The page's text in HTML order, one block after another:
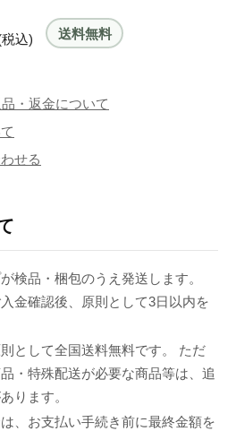
税込) 送料無料
・返金について
せる
検品・梱包のうえ発送します。
金確認後、原則として3日以内を
として全国送料無料です。 ただ
・特殊配送が必要な商品等は、追
ります。
、お支払い手続き前に最終金額を